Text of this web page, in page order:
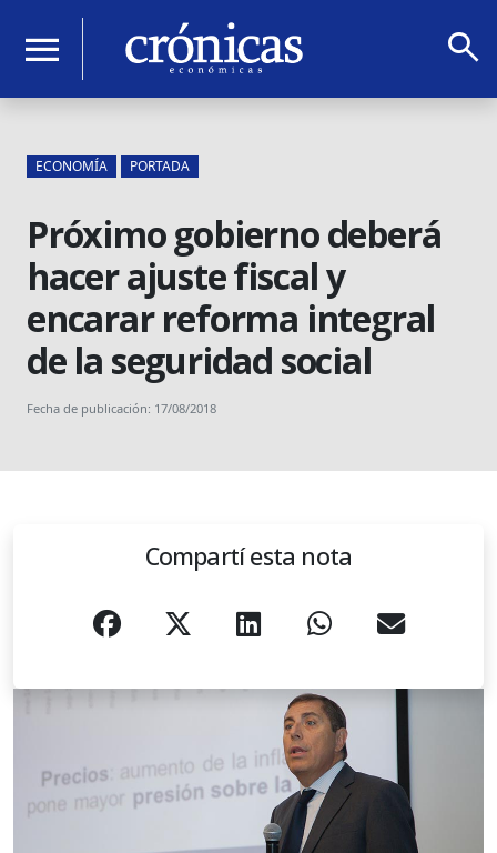
menu search
ECONOMÍA PORTADA
Próximo gobierno deberá
hacer ajuste fiscal y
encarar reforma integral
de la seguridad social
Fecha de publicación: 17/08/2018
Compartí esta nota